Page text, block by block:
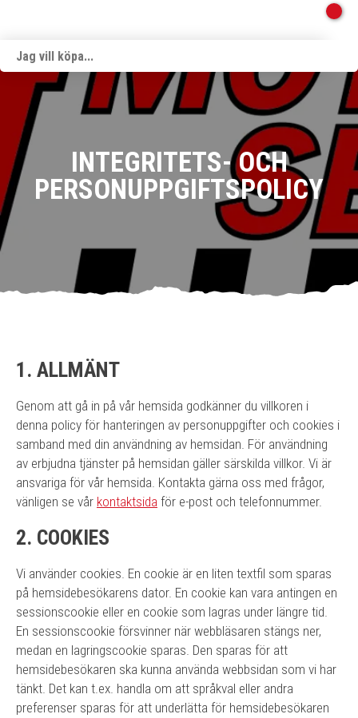
INTEGRITETS- OCH
PERSONUPPGIFTSPOLICY
1. ALLMÄNT
Genom att gå in på vår hemsida godkänner du villkoren i
denna policy för hanteringen av personuppgifter och cookies i
samband med din användning av hemsidan. För användning
av erbjudna tjänster på hemsidan gäller särskilda villkor. Vi är
ansvariga för vår hemsida. Kontakta gärna oss med frågor,
vänligen se vår kontaktsida för e-post och telefonnummer.
2. COOKIES
Vi använder cookies. En cookie är en liten textfil som sparas
på hemsidebesökarens dator. En cookie kan vara antingen en
sessionscookie eller en cookie som lagras under längre tid.
En sessionscookie försvinner när webbläsaren stängs ner,
medan en lagringscookie sparas. Den sparas för att
hemsidebesökaren ska kunna använda webbsidan som vi har
tänkt. Det kan t.ex. handla om att språkval eller andra
preferenser sparas för att underlätta för hemsidebesökaren